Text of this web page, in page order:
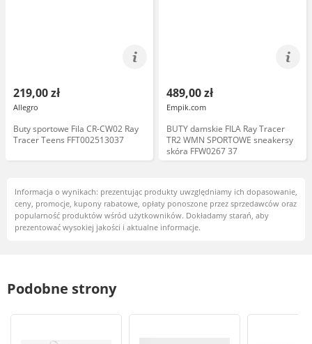
219,00 zł
Allegro
Buty sportowe Fila CR-CW02 Ray
Tracer Teens FFT002513037
489,00 zł
Empik.com
BUTY damskie FILA Ray Tracer
TR2 WMN SPORTOWE sneakersy
skóra FFW0267 37
Informacja o wynikach: prezentując produkty uwzględniamy ich dopasowanie,
ceny, promocje, kupony rabatowe, opłaty ponoszone przez sprzedawców oraz
popularność produktów wśród użytkowników. Dokładamy starań, aby
prezentować wysokiej jakości i aktualne informacje.
Podobne strony